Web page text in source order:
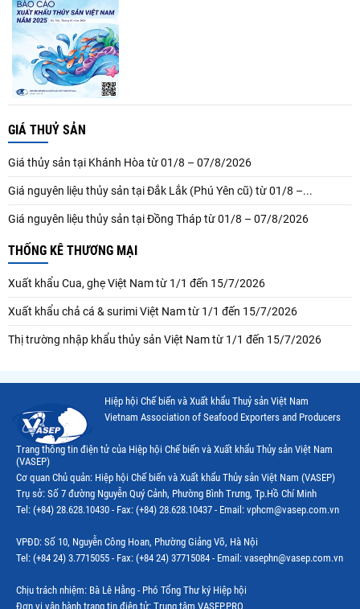
GIÁ THUỶ SẢN
Giá thủy sản tại Khánh Hòa từ 01/8 – 07/8/2026
Giá nguyên liệu thủy sản tại Đắk Lắk (Phú Yên cũ) từ 01/8 –...
Giá nguyên liệu thủy sản tại Đồng Tháp từ 01/8 – 07/8/2026
THỐNG KÊ THƯƠNG MẠI
Xuất khẩu Cua, ghẹ Việt Nam từ 1/1 đến 15/7/2026
Xuất khẩu chả cá & surimi Việt Nam từ 1/1 đến 15/7/2026
Thị trường nhập khẩu thủy sản Việt Nam từ 1/1 đến 15/7/2026
Hiệp hội Chế biến và Xuất khẩu Thuỷ sản Việt Nam
Vietnam Association of Seafood Exporters and Producers
Trang thông tin điện tử của Hiệp hội Chế biến và Xuất khẩu Thủy sản Việt Nam
(VASEP)
Cơ quan Chủ quản: Hiệp hội Chế biến và Xuất khẩu Thủy sản Việt Nam (VASEP)
Trụ sở: Số 7 đường Nguyễn Quý Cảnh, Phường Bình Trưng, Tp.Hồ Chí Minh
Tel: (+84) 28.628.10430 - Fax: (+84) 28.628.10437 - Email: vphcm@vasep.com.vn
VPĐD: Số 10, Nguyễn Công Hoan, Phường Giảng Võ, Hà Nội
Tel: (+84 24) 3.7715055 - Fax: (+84 24) 37715084 - Email: vasephn@vasep.com.vn
Chịu trách nhiệm: Bà Lê Hằng - Phó Tổng Thư ký Hiệp hội
Đơn vị vận hành trang tin điện tử: Trung tâm VASEP.PRO